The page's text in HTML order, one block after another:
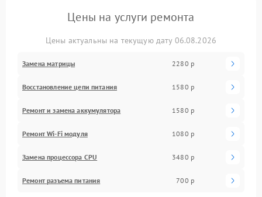
Цены на услуги ремонта
Цены актуальны на текущую дату 06.08.2026
Замена матрицы 2280 р
Восстановление цепи питания 1580 р
Ремонт и замена аккумулятора 1580 р
Ремонт Wi-Fi модуля 1080 р
Замена процессора CPU 3480 р
Ремонт разъема питания 700 р